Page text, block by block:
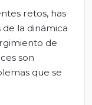
retos, has
la dinámica
de
son
que se